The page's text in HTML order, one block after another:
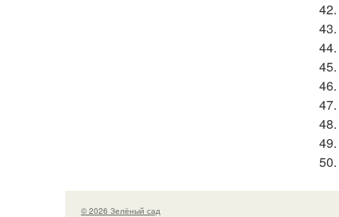
42.
43.
44.
45.
46.
47.
48.
49.
50.
© 2026 Зелёный сад